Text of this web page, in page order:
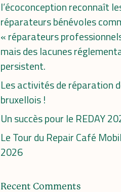
l’écoconception reconnaît
réparateurs bénévoles
« réparateurs
mais des lacunes
persistent.
Les activités de réparation
bruxellois !
Un succès pour le REDAY
Le Tour du Repair Café
2026
Recent Comments